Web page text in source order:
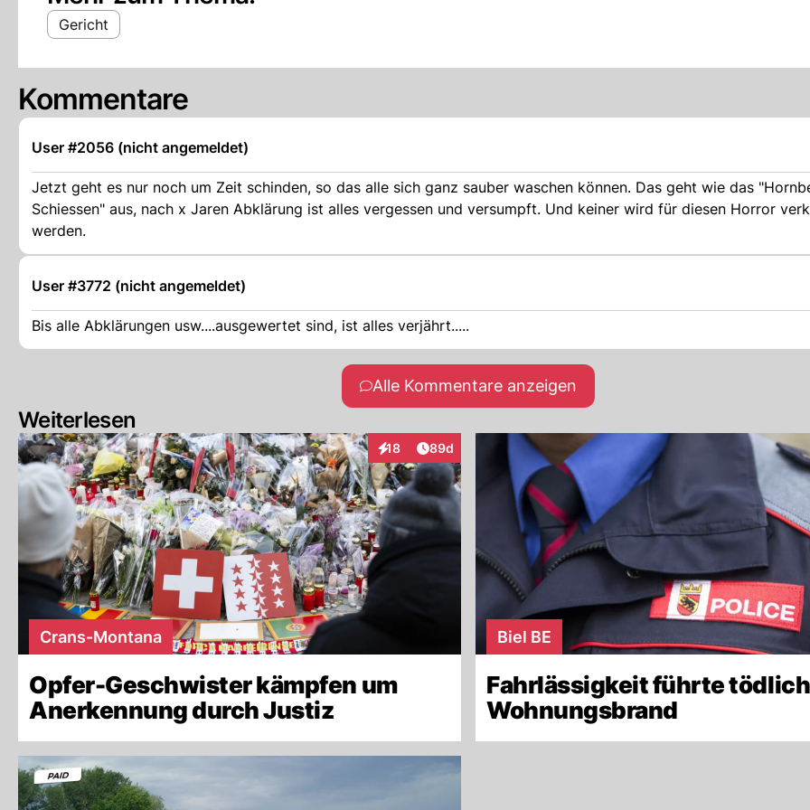
Gericht
Kommentare
User #2056 (nicht angemeldet)
Jetzt geht es nur noch um Zeit schinden, so das alle sich ganz sauber waschen können. Das geht wie das
Schiessen" aus, nach x Jaren Abklärung ist alles vergessen und versumpft. Und keiner wird für diesen Horror
werden.
User #3772 (nicht angemeldet)
Bis alle Abklärungen usw....ausgewertet sind, ist alles verjährt.....
Alle Kommentare anzeigen
Weiterlesen
18
InteraktionenArtikel veröffentlicht:
89d
Crans-Montana
Opfer-Geschwister kämpfen um
Anerkennung durch Justiz
Biel BE
Fahrlässigkeit führte
Wohnungsbrand